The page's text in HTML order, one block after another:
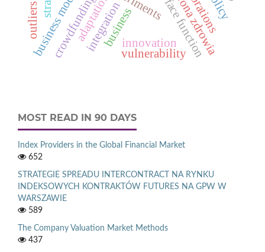
ochrona zdrowia
integration
businessinnovation
business models vulnerability
adaptation
crowdfunding
outliers
MOST READ IN 90 DAYS
Index Providers in the Global Financial Market
652
STRATEGIE SPREADU INTERCONTRACT NA RYNKU
INDEKSOWYCH KONTRAKTÓW FUTURES NA GPW W
WARSZAWIE
589
The Company Valuation Market Methods
437